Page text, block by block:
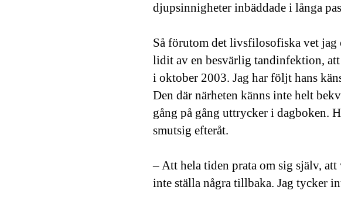
djupsinnigheter inbäddade i långa
Så förutom det livsfilosofiska vet jag
lidit av en besvärlig tandinfektion, att
i oktober 2003. Jag har följt hans
Den där närheten känns inte helt
gång på gång uttrycker i dagboken.
smutsig efteråt.
– Att hela tiden prata om sig själv,
inte ställa några tillbaka. Jag tycker